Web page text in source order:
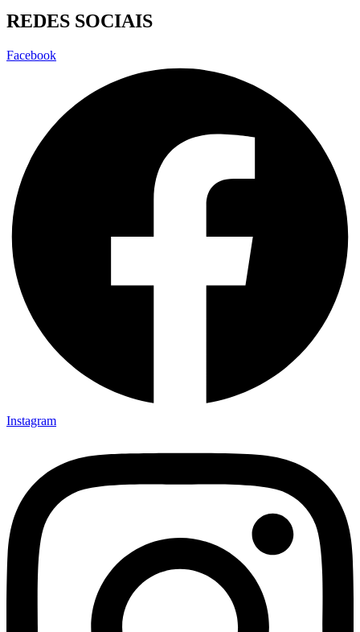
REDES SOCIAIS
Facebook
Instagram